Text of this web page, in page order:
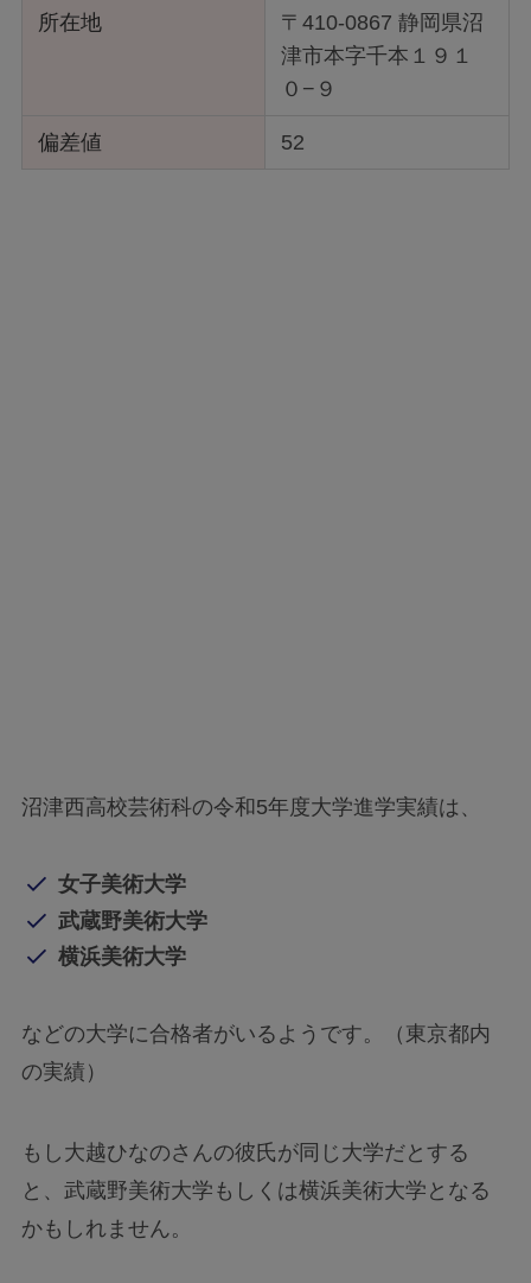
所在地
〒410-0867 静岡県沼
津市本字千本１９１
０−９
偏差値 52
沼津西高校芸術科の令和5年度大学進学実績は、
女子美術大学
武蔵野美術大学
横浜美術大学
などの大学に合格者がいるようです。（東京都内
の実績）
もし大越ひなのさんの彼氏が同じ大学だとする
と、武蔵野美術大学もしくは横浜美術大学となる
かもしれません。